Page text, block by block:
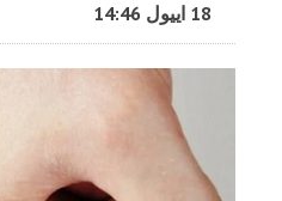
18 اییول 14:46